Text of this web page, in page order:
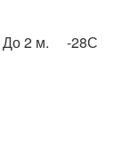
До 2 м. -28С